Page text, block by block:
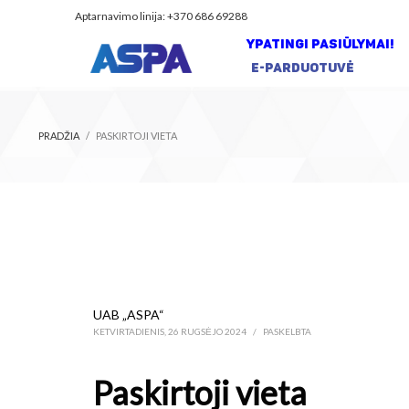
Aptarnavimo linija: +370 686 69288
YPATINGI PASIŪLYMAI!
E-PARDUOTUVĖ
PRADŽIA PASKIRTOJI VIETA
UAB „ASPA“
KETVIRTADIENIS, 26 RUGSĖJO 2024 / PASKELBTA
Paskirtoji vieta